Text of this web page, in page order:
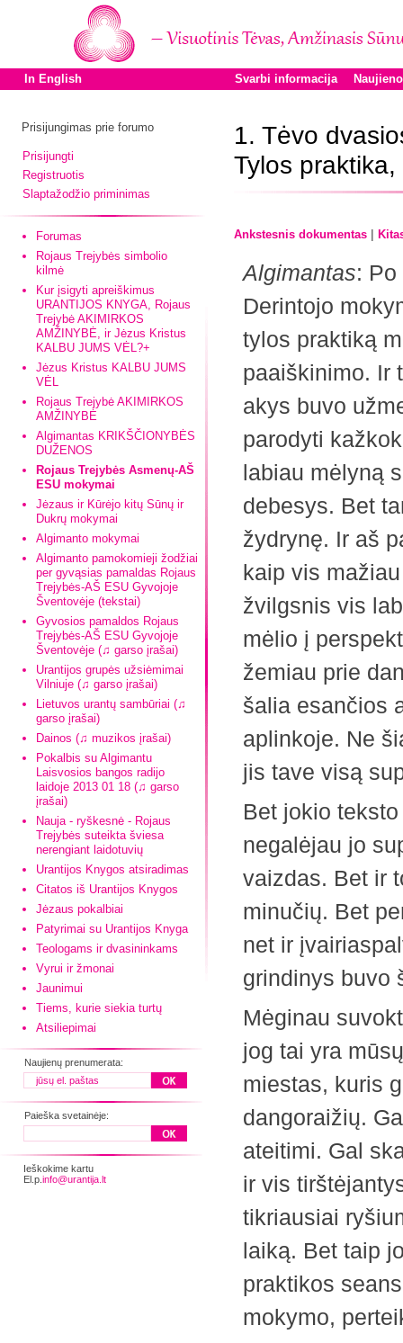
In English Svarbi informacija
Prisijungimas prie forumo
Prisijungti
Registruotis
Slaptažodžio priminimas
Forumas
Rojaus Trejybės simbolio
kilmė
Kur įsigyti apreiškimus
URANTIJOS KNYGA, Rojaus
Trejybė AKIMIRKOS
AMŽINYBĖ, ir Jėzus Kristus
KALBU JUMS VĖL?+
Jėzus Kristus KALBU JUMS
VĖL
Rojaus Trejybė AKIMIRKOS
AMŽINYBĖ
Algimantas KRIKŠČIONYBĖS
DUŽENOS
Rojaus Trejybės Asmenų-AŠ
ESU mokymai
Jėzaus ir Kūrėjo kitų Sūnų ir
Dukrų mokymai
Algimanto mokymai
Algimanto pamokomieji žodžiai
per gyvąsias pamaldas Rojaus
Trejybės-AŠ ESU Gyvojoje
Šventovėje (tekstai)
Gyvosios pamaldos Rojaus
Trejybės-AŠ ESU Gyvojoje
Šventovėje (♫ garso įrašai)
Urantijos grupės užsiėmimai
Vilniuje (♫ garso įrašai)
Lietuvos urantų sambūriai (♫
garso įrašai)
Dainos (♫ muzikos įrašai)
Pokalbis su Algimantu
Laisvosios bangos radijo
laidoje 2013 01 18 (♫ garso
įrašai)
Nauja - ryškesnė - Rojaus
Trejybės suteikta šviesa
nerengiant laidotuvių
Urantijos Knygos atsiradimas
Citatos iš Urantijos Knygos
Jėzaus pokalbiai
Patyrimai su Urantijos Knyga
Teologams ir dvasininkams
Vyrui ir žmonai
Jaunimui
Tiems, kurie siekia turtų
Atsiliepimai
Naujienų prenumerata:
Paieška svetainėje:
Ieškokime kartu
El.p. info@urantija.lt
1. Tėvo
Tylos
Ankstesnis dokumentas |
Algimantas:
Derintojo
tylos praktiką
paaiškinimo. Ir
akys buvo
parodyti
labiau mėlyną
debesys. Bet
žydrynę. Ir aš
kaip vis
žvilgsnis vis
mėlio į
žemiau prie
šalia esančios
aplinkoje. Ne
jis tave visą
Bet jokio
negalėjau jo
vaizdas. Bet ir
minučių. Bet
net ir
grindinys buvo
Mėginau
jog tai yra
miestas, kuris
dangoraižių.
ateitimi. Gal
ir vis
tikriausiai
laiką. Bet taip
praktikos
mokymo,